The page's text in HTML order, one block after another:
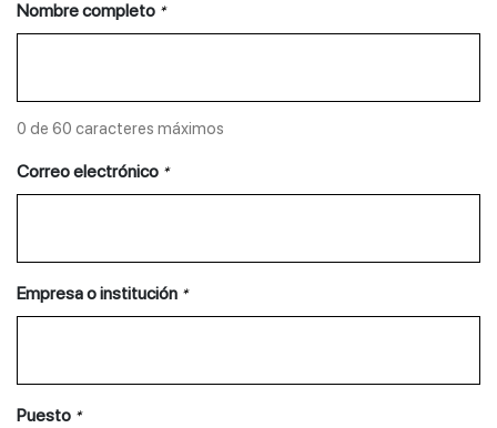
Nombre completo *
0 de 60 caracteres máximos
Correo electrónico *
Empresa o institución *
Puesto *